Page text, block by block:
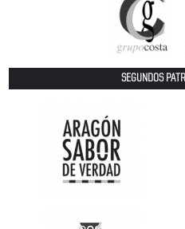
SEGUNDOS